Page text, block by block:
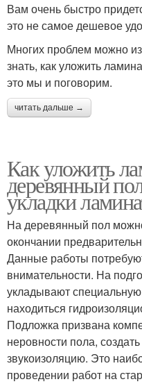
Вам очень быстро
это не самое дешевое
Многих проблем можно
знать, как уложить
это мы и поговорим.
читать дальше →
Как уложить
деревянный
укладки
На деревянный пол
окончании
Данные работы
внимательности. На
укладывают
находиться
Подложка призвана
неровности пола,
звукоизоляцию. Это
проведении работ на